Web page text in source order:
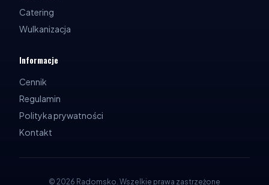
Catering
Wulkanizacja
Informacje
Cennik
Regulamin
Polityka prywatności
Kontakt
© 2026 Radomsko. Wszelkie prawa zastrzeżone